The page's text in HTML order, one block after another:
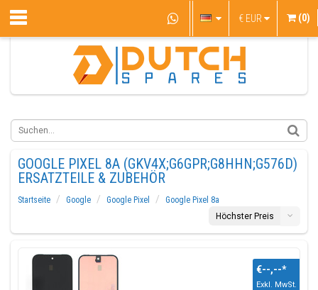
€ EUR (0)
GOOGLE PIXEL 8A (GKV4X;G6GPR;G8HHN;G576D)
ERSATZTEILE & ZUBEHÖR
Startseite Google Google Pixel
Google Pixel 8a
Höchster Preis
€--,--*
Exkl. MwSt.